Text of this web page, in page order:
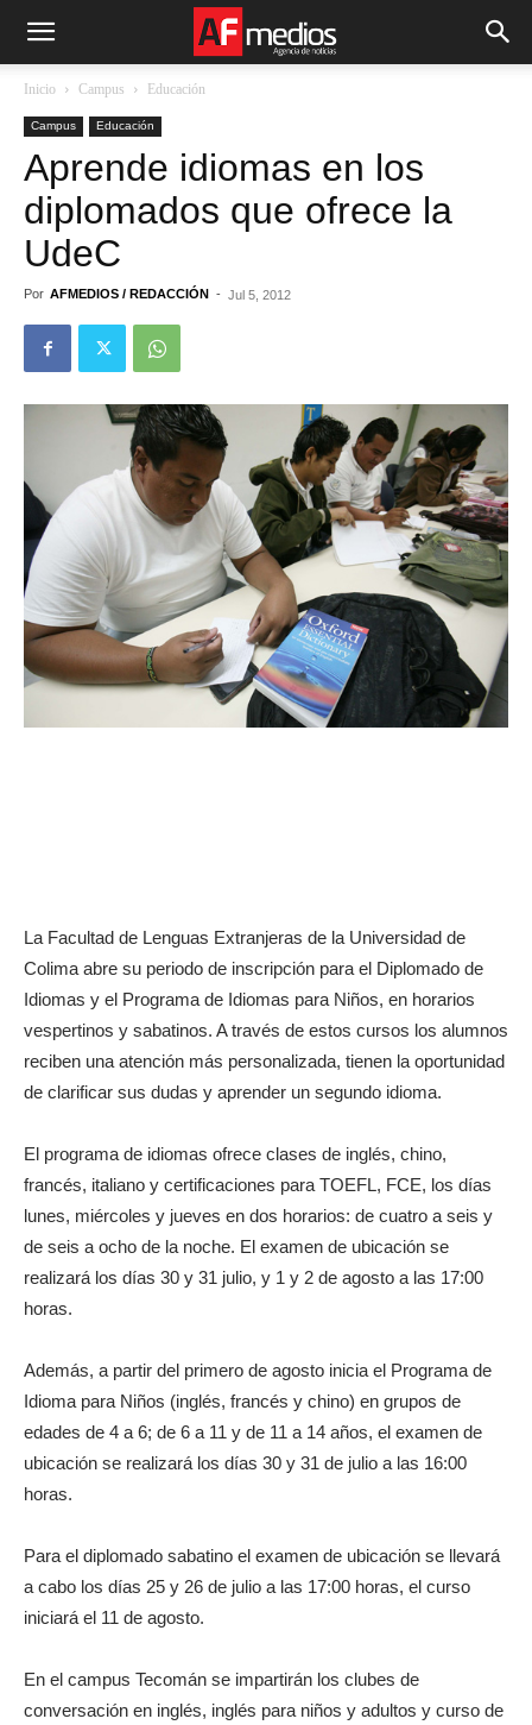
Inicio Campus Educación
Campus Educación
Aprende idiomas en los
diplomados que ofrece la
UdeC
Por AFMEDIOS / REDACCIÓN - Jul 5, 2012
La Facultad de Lenguas Extranjeras de la Universidad de
Colima abre su periodo de inscripción para el Diplomado de
Idiomas y el Programa de Idiomas para Niños, en horarios
vespertinos y sabatinos. A través de estos cursos los alumnos
reciben una atención más personalizada, tienen la oportunidad
de clarificar sus dudas y aprender un segundo idioma.
El programa de idiomas ofrece clases de inglés, chino,
francés, italiano y certificaciones para TOEFL, FCE, los días
lunes, miércoles y jueves en dos horarios: de cuatro a seis y
de seis a ocho de la noche. El examen de ubicación se
realizará los días 30 y 31 julio, y 1 y 2 de agosto a las 17:00
horas.
Además, a partir del primero de agosto inicia el Programa de
Idioma para Niños (inglés, francés y chino) en grupos de
edades de 4 a 6; de 6 a 11 y de 11 a 14 años, el examen de
ubicación se realizará los días 30 y 31 de julio a las 16:00
horas.
Para el diplomado sabatino el examen de ubicación se llevará
a cabo los días 25 y 26 de julio a las 17:00 horas, el curso
iniciará el 11 de agosto.
En el campus Tecomán se impartirán los clubes de
conversación en inglés, inglés para niños y adultos y curso de